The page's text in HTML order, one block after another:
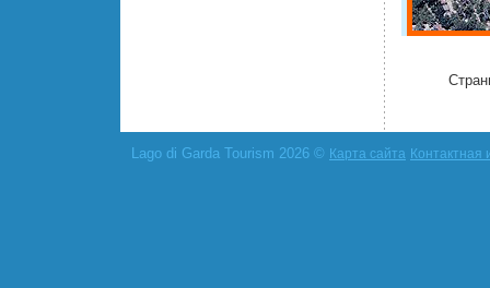
Lago di Garda Tourism 2026 © Карта сайта